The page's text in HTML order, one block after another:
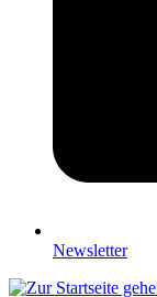
Newsletter